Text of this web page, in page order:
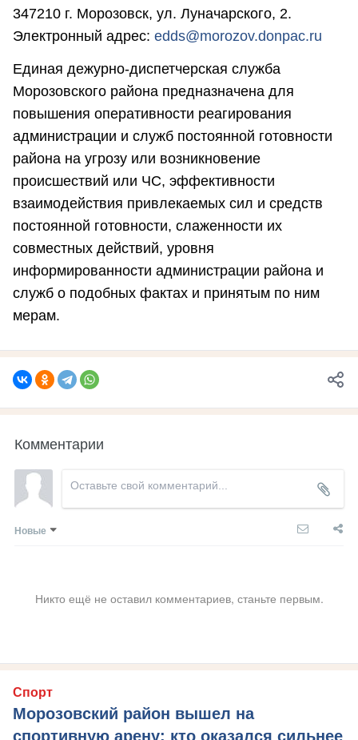
347210 г. Морозовск, ул. Луначарского, 2.
Электронный адрес: edds@morozov.donpac.ru
Единая дежурно-диспетчерская служба
Морозовского района предназначена для
повышения оперативности реагирования
администрации и служб постоянной готовности
района на угрозу или возникновение
происшествий или ЧС, эффективности
взаимодействия привлекаемых сил и средств
постоянной готовности, слаженности их
совместных действий, уровня
информированности администрации района и
служб о подобных фактах и принятым по ним
мерам.
Комментарии
Новые
Никто ещё не оставил комментариев, станьте первым.
Спорт
Морозовский район вышел на
спортивную арену: кто оказался сильнее